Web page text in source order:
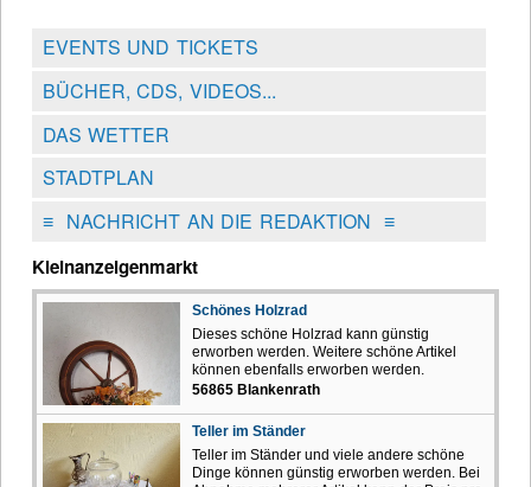
EVENTS UND TICKETS
BÜCHER, CDS, VIDEOS...
DAS WETTER
STADTPLAN
≡NACHRICHT AN DIE REDAKTION ≡
Kleinanzeigenmarkt
Schönes Holzrad
Dieses schöne Holzrad kann günstig
erworben werden. Weitere schöne Artikel
können ebenfalls erworben werden.
56865 Blankenrath
Teller im Ständer
Teller im Ständer und viele andere schöne
Dinge können günstig erworben werden. Bei